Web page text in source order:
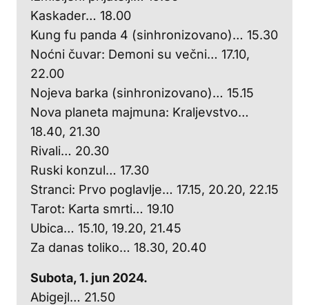
Kaskader… 18.00
Kung fu panda 4 (sinhronizovano)… 15.30
Noćni čuvar: Demoni su večni… 17.10,
22.00
Nojeva barka (sinhronizovano)… 15.15
Nova planeta majmuna: Kraljevstvo…
18.40, 21.30
Rivali… 20.30
Ruski konzul… 17.30
Stranci: Prvo poglavlje… 17.15, 20.20, 22.15
Tarot: Karta smrti… 19.10
Ubica… 15.10, 19.20, 21.45
Za danas toliko… 18.30, 20.40
Subota, 1. jun 2024.
Abigejl… 21.50